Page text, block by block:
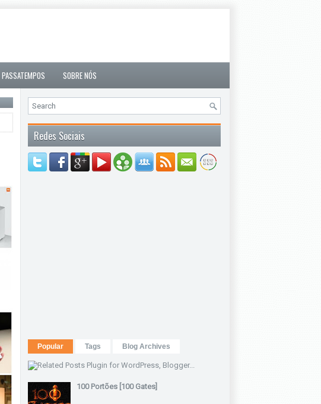
PASSATEMPOS SOBRE NÓS
Redes Sociais
Popular Tags Blog Archives
100 Portões [100 Gates]